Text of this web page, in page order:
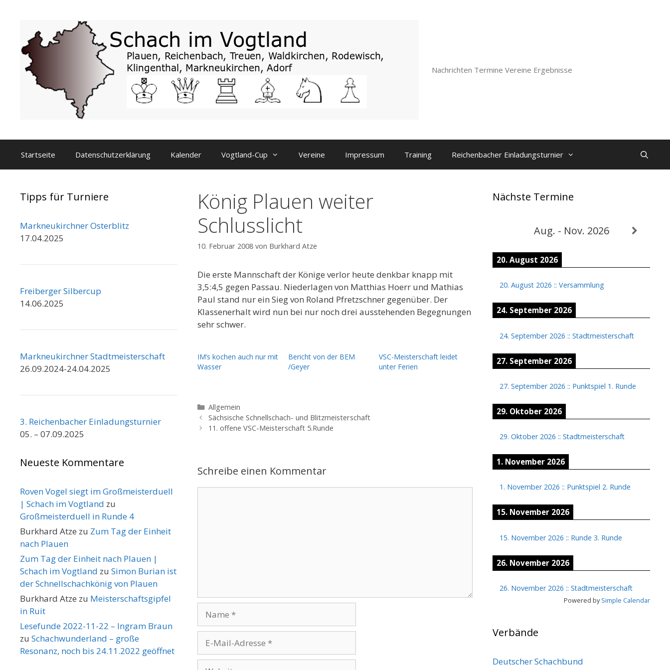
Nachrichten Termine Vereine Ergebnisse
Startseite Datenschutzerklärung Kalender Vogtland-Cup Vereine Impressum Training Reichenbacher Einladungsturnier
König Plauen weiter
Schlusslicht
10. Februar 2008 von Burkhard Atze
Die erste Mannschaft der Könige verlor heute denkbar knapp mit
3,5:4,5 gegen Passau. Niederlagen von Matthias Hoerr und Mathias
Paul stand nur ein Sieg von Roland Pfretzschner gegenüber. Der
Klassenerhalt wird nun bei nur noch drei ausstehenden Begegnungen
sehr schwer.
IM’s kochen auch nur mit
Wasser
Bericht von der BEM
/Geyer
VSC-Meisterschaft leidet
unter Ferien
Kategorien
Allgemein
Sächsische Schnellschach- und Blitzmeisterschaft
11. offene VSC-Meisterschaft 5.Runde
Schreibe einen Kommentar
Mail-
Adresse
Tipps für Turniere
Markneukirchner Osterblitz
17.04.2025
Freiberger Silbercup
14.06.2025
Markneukirchner Stadtmeisterschaft
26.09.2024-24.04.2025
3. Reichenbacher Einladungsturnier
05. – 07.09.2025
Neueste Kommentare
Roven Vogel siegt im Großmeisterduell
| Schach im Vogtland zu
Großmeisterduell in Runde 4
Burkhard Atze zu Zum Tag der Einheit
nach Plauen
Zum Tag der Einheit nach Plauen |
Schach im Vogtland zu Simon Burian ist
der Schnellschachkönig von Plauen
Burkhard Atze zu Meisterschaftsgipfel
in Ruit
Lesefunde 2022-11-22 – Ingram Braun
zu Schachwunderland – große
Resonanz, noch bis 24.11.2022 geöffnet
Nächste Termine
Aug. - Nov. 2026
20. August 2026
20. August 2026 :: Versammlung
24. September 2026
24. September 2026 :: Stadtmeisterschaft
27. September 2026
27. September 2026 :: Punktspiel 1. Runde
29. Oktober 2026
29. Oktober 2026 :: Stadtmeisterschaft
1. November 2026
1. November 2026 :: Punktspiel 2. Runde
15. November 2026
15. November 2026 :: Runde 3. Runde
26. November 2026
26. November 2026 :: Stadtmeisterschaft
Powered bySimple Calendar
Verbände
Deutscher Schachbund